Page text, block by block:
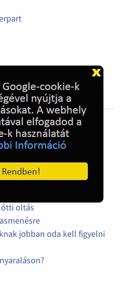
a nyaralás során
szabályai
országok
bérelünk külföldön
oltás
jobban oda kell figyelni